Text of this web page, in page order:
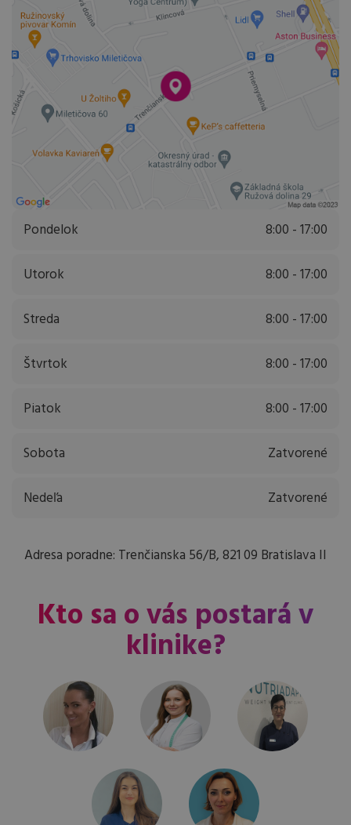
Pondelok 8:00 - 17:00
Utorok 8:00 - 17:00
Streda 8:00 - 17:00
Štvrtok 8:00 - 17:00
Piatok 8:00 - 17:00
Sobota Zatvorené
Nedeľa Zatvorené
Adresa poradne: Trenčianska 56/B, 821 09 Bratislava II
Kto sa o vás postará v
klinike?